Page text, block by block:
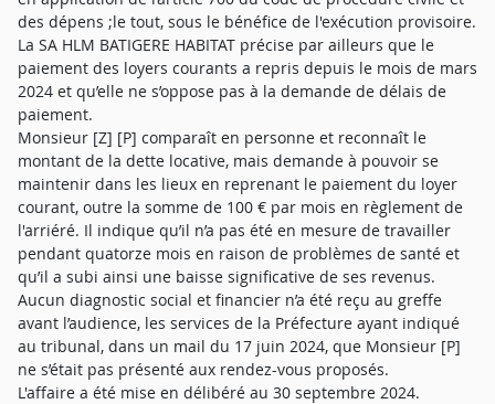
des dépens ;le tout, sous le bénéfice de l'exécution provisoire.
La SA HLM BATIGERE HABITAT précise par ailleurs que le
paiement des loyers courants a repris depuis le mois de mars
2024 et qu’elle ne s’oppose pas à la demande de délais de
paiement.
Monsieur [Z] [P] comparaît en personne et reconnaît le
montant de la dette locative, mais demande à pouvoir se
maintenir dans les lieux en reprenant le paiement du loyer
courant, outre la somme de 100 € par mois en règlement de
l'arriéré. Il indique qu’il n’a pas été en mesure de travailler
pendant quatorze mois en raison de problèmes de santé et
qu’il a subi ainsi une baisse significative de ses revenus.
Aucun diagnostic social et financier n’a été reçu au greffe
avant l’audience, les services de la Préfecture ayant indiqué
au tribunal, dans un mail du 17 juin 2024, que Monsieur [P]
ne s’était pas présenté aux rendez-vous proposés.
L'affaire a été mise en délibéré au 30 septembre 2024.